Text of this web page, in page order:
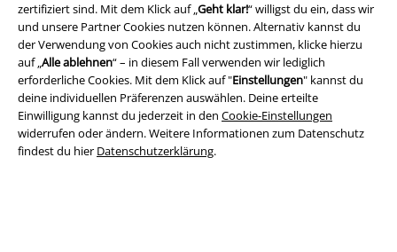
zertifiziert sind. Mit dem Klick auf „Geht klar!“ willigst du ein, dass wir
und unsere Partner Cookies nutzen können. Alternativ kannst du
der Verwendung von Cookies auch nicht zustimmen, klicke hierzu
auf „Alle ablehnen“ – in diesem Fall verwenden wir lediglich
erforderliche Cookies. Mit dem Klick auf "Einstellungen" kannst du
deine individuellen Präferenzen auswählen. Deine erteilte
Einwilligung kannst du jederzeit in den Cookie-Einstellungen
widerrufen oder ändern. Weitere Informationen zum Datenschutz
findest du hier Datenschutzerklärung.
A Warner Music Group Company